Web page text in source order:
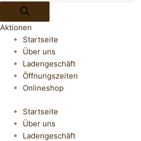
Aktionen
Startseite
Über uns
Ladengeschäft
Öffnungszeiten
Onlineshop
Startseite
Über uns
Ladengeschäft